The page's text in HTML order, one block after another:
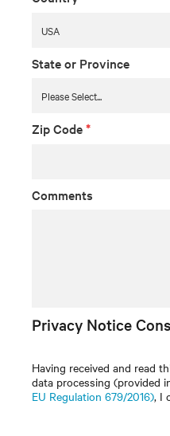
State or Province
Zip Code*
Comments
Privacy Notice
Having received and read
data processing (provided
EU Regulation 679/2016), I